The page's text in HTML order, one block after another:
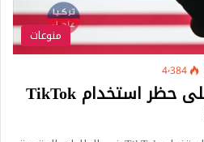
منوعات
4٬384
الجمهوريون يحثون على حظر استخدام TikTok